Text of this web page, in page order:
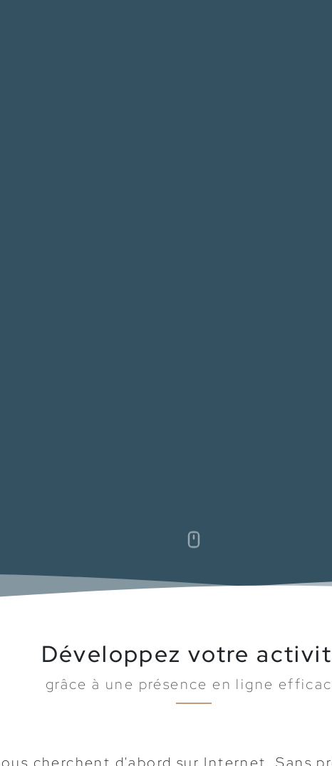
Développez votre
grâce à une présence en ligne